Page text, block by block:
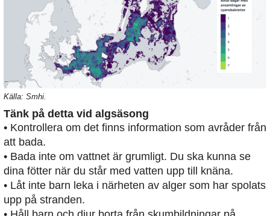
Källa: Smhi.
Tänk på detta vid algsäsong
• Kontrollera om det finns information som avråder från
att bada.
• Bada inte om vattnet är grumligt. Du ska kunna se
dina fötter när du står med vatten upp till knäna.
• Låt inte barn leka i närheten av alger som har spolats
upp på stranden.